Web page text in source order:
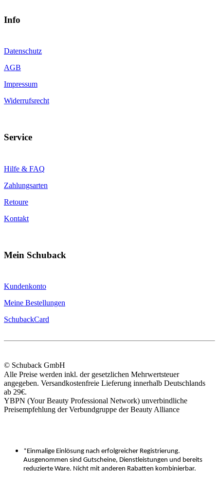
Info
Datenschutz
AGB
Impressum
Widerrufsrecht
Service
Hilfe & FAQ
Zahlungsarten
Retoure
Kontakt
Mein Schuback
Kundenkonto
Meine Bestellungen
SchubackCard
© Schuback GmbH
Alle Preise werden inkl. der gesetzlichen Mehrwertsteuer
angegeben. Versandkostenfreie Lieferung innerhalb Deutschlands
ab 29€.
YBPN (Your Beauty Professional Network) unverbindliche
Preisempfehlung der Verbundgruppe der Beauty Alliance
*Einmalige Einlösung nach erfolgreicher Registrierung.
Ausgenommen sind Gutscheine, Dienstleistungen und bereits
reduzierte Ware. Nicht mit anderen Rabatten kombinierbar.